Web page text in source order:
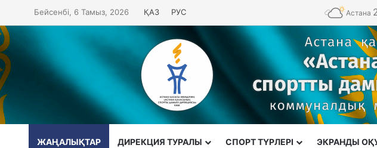
Бейсенбі, 6 Тамыз, 2026 ҚАЗ РУС Астана
ЖАҢАЛЫҚТАР ДИРЕКЦИЯ ТУРАЛЫ CПОРТ ТҮРЛЕРІ ЭКРАНДЫ